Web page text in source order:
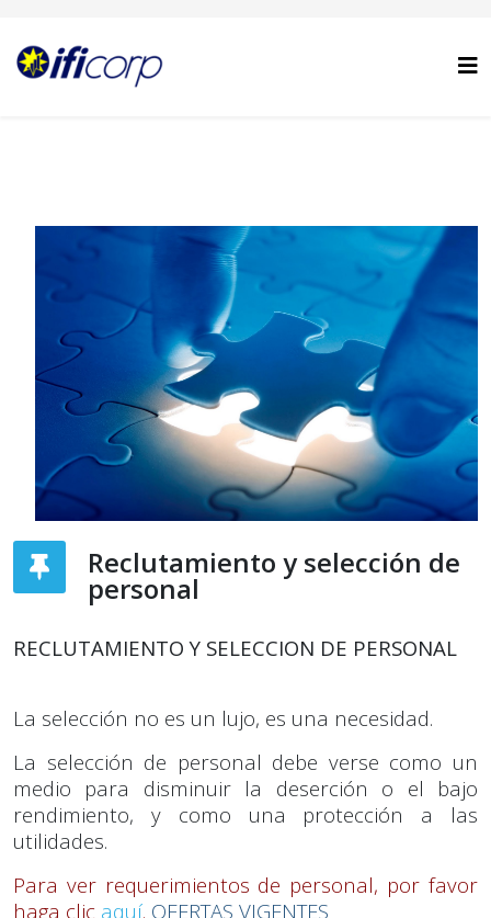
Reclutamiento y selección de
personal
RECLUTAMIENTO Y SELECCION DE PERSONAL
La selección no es un lujo, es una necesidad.
La selección de personal debe verse como un
medio para disminuir la deserción o el bajo
rendimiento, y como una protección a las
utilidades.
Para ver requerimientos de personal, por favor
haga clic aquí. OFERTAS VIGENTES